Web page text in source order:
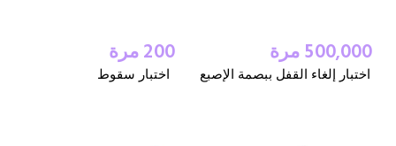
200 مرة
اختبار سقوط
500,000 مرة
اختبار إلغاء القفل ببصمة الإصبع